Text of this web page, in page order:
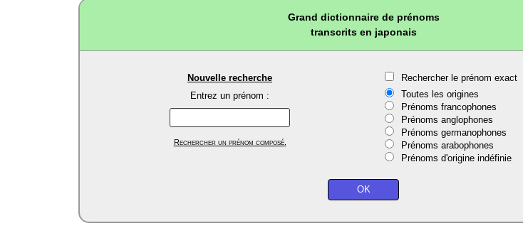
Grand dictionnaire de prénoms
transcrits en japonais
Nouvelle recherche
Entrez un prénom :
Rechercher un prénom composé.
Rechercher le prénom exact
Toutes les origines
Prénoms francophones
Prénoms anglophones
Prénoms germanophones
Prénoms arabophones
Prénoms d'origine indéfinie